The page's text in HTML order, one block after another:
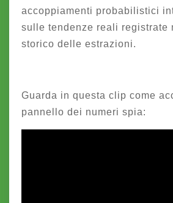
accoppiamenti probabilistici
sulle tendenze reali registrate
storico delle estrazioni.
Guarda in questa clip come
pannello dei numeri spia: